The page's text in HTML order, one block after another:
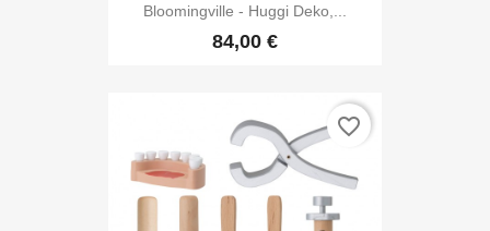
Bloomingville - Huggi Deko,...
84,00 €
favorite_border